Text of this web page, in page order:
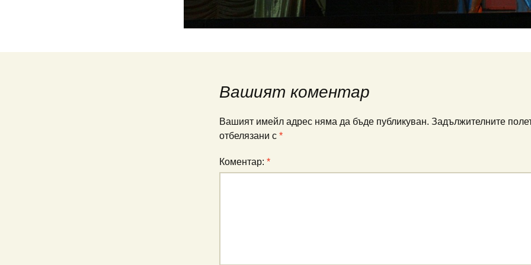
Вашият коментар
Вашият имейл адрес няма да бъде публикуван. Задължителните
отбелязани с *
Коментар: *